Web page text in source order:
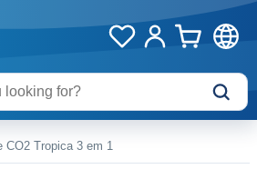
CO2 Tropica 3 em 1